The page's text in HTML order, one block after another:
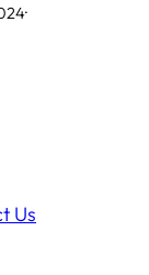
·
Us